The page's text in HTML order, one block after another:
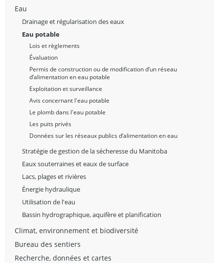
Eau
Drainage et régularisation des eaux
Eau potable
Lois et règlements
Évaluation
Permis de construction ou de modification d’un réseau
d’alimentation en eau potable
Exploitation et surveillance
Avis concernant l'eau potable
Le plomb dans l'eau potable
Les puits privés
Données sur les réseaux publics d’alimentation en eau
Stratégie de gestion de la sécheresse du Manitoba
Eaux souterraines et eaux de surface
Lacs, plages et rivières
Énergie hydraulique
Utilisation de l'eau
Bassin hydrographique, aquifère et planification
Climat, environnement et biodiversité
Bureau des sentiers
Recherche, données et cartes